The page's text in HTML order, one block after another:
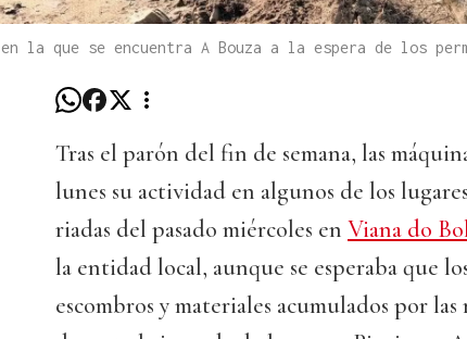
la que se encuentra A Bouza a la espera de los
Tras el parón del fin de semana, las
lunes su actividad en algunos de los
riadas del pasado miércoles en Viana do
la entidad local, aunque se esperaba que
escombros y materiales acumulados por las